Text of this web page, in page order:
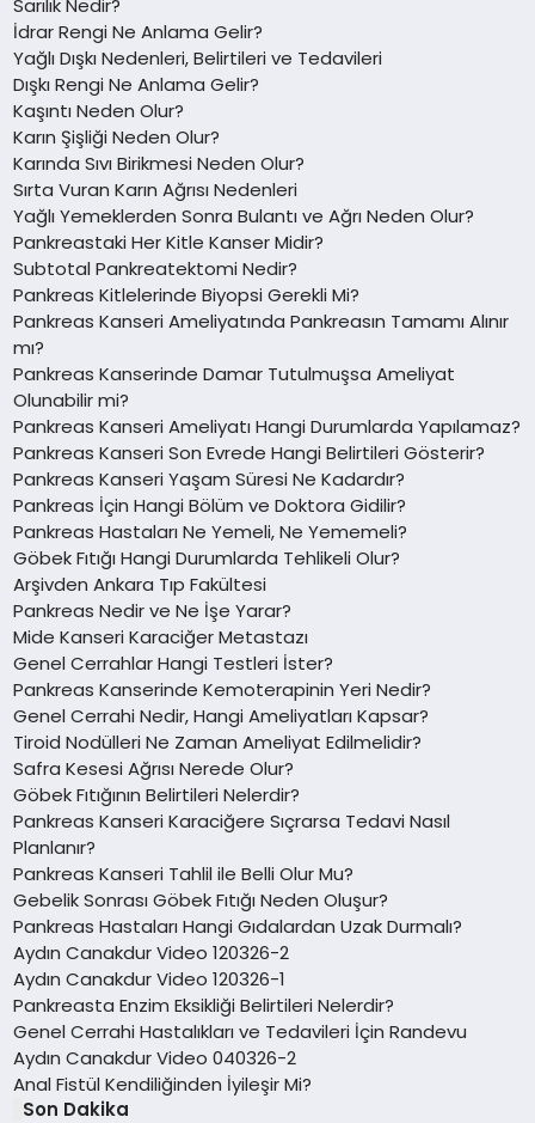
Sarılık Nedir?
İdrar Rengi Ne Anlama Gelir?
Yağlı Dışkı Nedenleri, Belirtileri ve Tedavileri
Dışkı Rengi Ne Anlama Gelir?
Kaşıntı Neden Olur?
Karın Şişliği Neden Olur?
Karında Sıvı Birikmesi Neden Olur?
Sırta Vuran Karın Ağrısı Nedenleri
Yağlı Yemeklerden Sonra Bulantı ve Ağrı Neden Olur?
Pankreastaki Her Kitle Kanser Midir?
Subtotal Pankreatektomi Nedir?
Pankreas Kitlelerinde Biyopsi Gerekli Mi?
Pankreas Kanseri Ameliyatında Pankreasın Tamamı Alınır
mı?
Pankreas Kanserinde Damar Tutulmuşsa Ameliyat
Olunabilir mi?
Pankreas Kanseri Ameliyatı Hangi Durumlarda Yapılamaz?
Pankreas Kanseri Son Evrede Hangi Belirtileri Gösterir?
Pankreas Kanseri Yaşam Süresi Ne Kadardır?
Pankreas İçin Hangi Bölüm ve Doktora Gidilir?
Pankreas Hastaları Ne Yemeli, Ne Yememeli?
Göbek Fıtığı Hangi Durumlarda Tehlikeli Olur?
Arşivden Ankara Tıp Fakültesi
Pankreas Nedir ve Ne İşe Yarar?
Mide Kanseri Karaciğer Metastazı
Genel Cerrahlar Hangi Testleri İster?
Pankreas Kanserinde Kemoterapinin Yeri Nedir?
Genel Cerrahi Nedir, Hangi Ameliyatları Kapsar?
Tiroid Nodülleri Ne Zaman Ameliyat Edilmelidir?
Safra Kesesi Ağrısı Nerede Olur?
Göbek Fıtığının Belirtileri Nelerdir?
Pankreas Kanseri Karaciğere Sıçrarsa Tedavi Nasıl
Planlanır?
Pankreas Kanseri Tahlil ile Belli Olur Mu?
Gebelik Sonrası Göbek Fıtığı Neden Oluşur?
Pankreas Hastaları Hangi Gıdalardan Uzak Durmalı?
Aydın Canakdur Video 120326-2
Aydın Canakdur Video 120326-1
Pankreasta Enzim Eksikliği Belirtileri Nelerdir?
Genel Cerrahi Hastalıkları ve Tedavileri İçin Randevu
Aydın Canakdur Video 040326-2
Anal Fistül Kendiliğinden İyileşir Mi?
Son Dakika